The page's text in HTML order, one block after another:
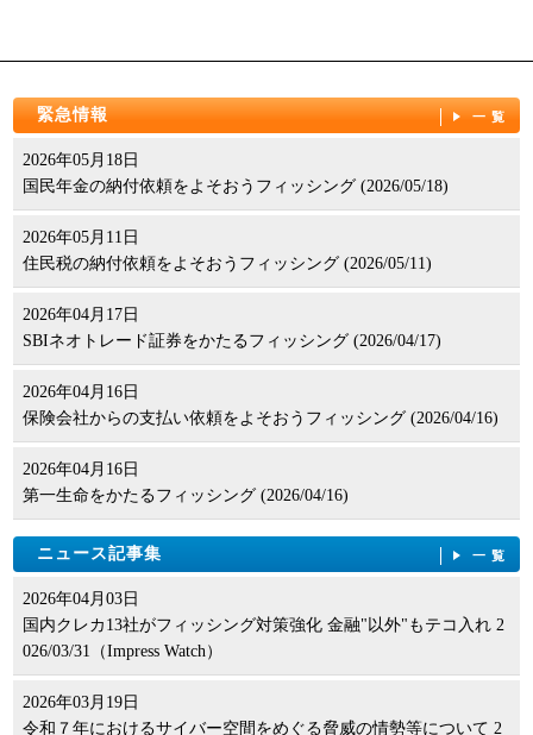
緊急情報 一覧
2026年05月18日
国民年金の納付依頼をよそおうフィッシング (2026/05/18)
2026年05月11日
住民税の納付依頼をよそおうフィッシング (2026/05/11)
2026年04月17日
SBIネオトレード証券をかたるフィッシング (2026/04/17)
2026年04月16日
保険会社からの支払い依頼をよそおうフィッシング (2026/04/16)
2026年04月16日
第一生命をかたるフィッシング (2026/04/16)
ニュース記事集 一覧
2026年04月03日
国内クレカ13社がフィッシング対策強化 金融"以外"もテコ入れ 2
026/03/31（Impress Watch）
2026年03月19日
令和７年におけるサイバー空間をめぐる脅威の情勢等について 2